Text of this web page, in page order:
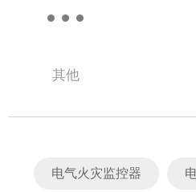
其他
电气火灾监控器